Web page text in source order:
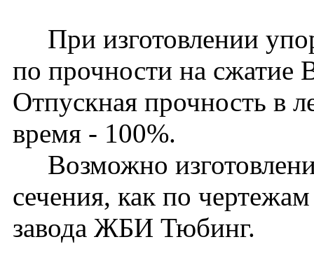
При изготовлении
по прочности на сжатие
Отпускная прочность в
время - 100%.
Возможно
сечения, как по
завода ЖБИ Тюбинг.